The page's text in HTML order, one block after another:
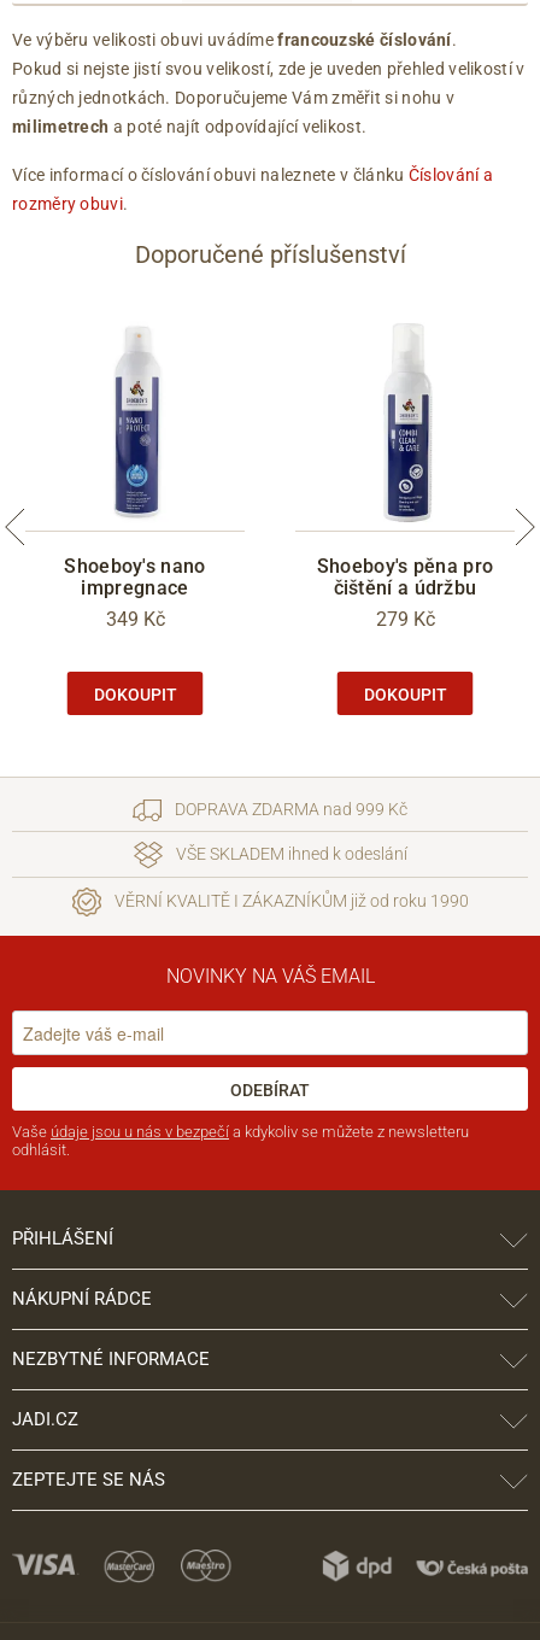
Ve výběru velikosti obuvi uvádímefrancouzské číslování.
Pokud si nejste jistí svou velikostí, zde je uveden přehled velikostí v
různých jednotkách. Doporučujeme Vám změřit si nohu v
milimetrech a poté najít odpovídající velikost.
Více informací o číslování obuvi naleznete v článku Číslování a
rozměry obuvi.
Doporučené příslušenství
Shoeboy's nano
impregnace
349 Kč
DOKOUPIT
Shoeboy's pěna pro
čištění a údržbu
279 Kč
DOKOUPIT
DOPRAVA ZDARMA nad 999 Kč
VŠE SKLADEM ihned k odeslání
VĚRNÍ KVALITĚ I ZÁKAZNÍKŮM již od roku 1990
NOVINKY NA VÁŠ EMAIL
ODEBÍRAT
Vaše údaje jsou u nás v bezpečí a kdykoliv se můžete z newsletteru
odhlásit.
PŘIHLÁŠENÍ
NÁKUPNÍ RÁDCE
NEZBYTNÉ INFORMACE
JADI.CZ
ZEPTEJTE SE NÁS